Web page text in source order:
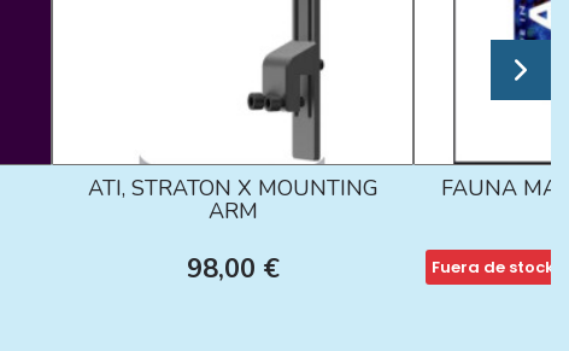
ATI, STRATON X MOUNTING
ARM
98,00 €
FAUNA
Fuera de stock